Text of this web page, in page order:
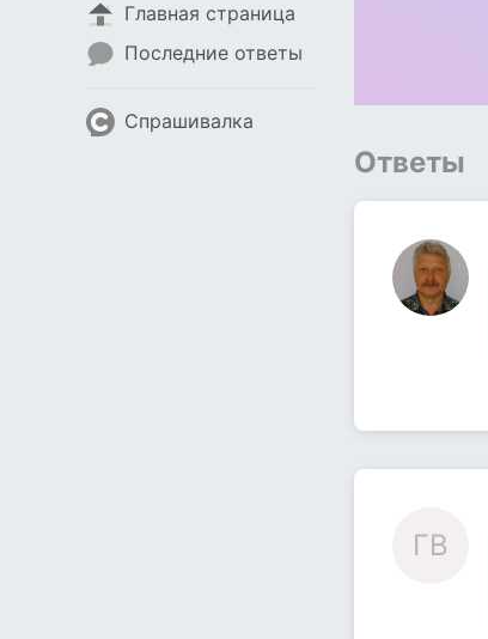
Главная страница
Последние ответы
Спрашивалка
Ответы
ГВ